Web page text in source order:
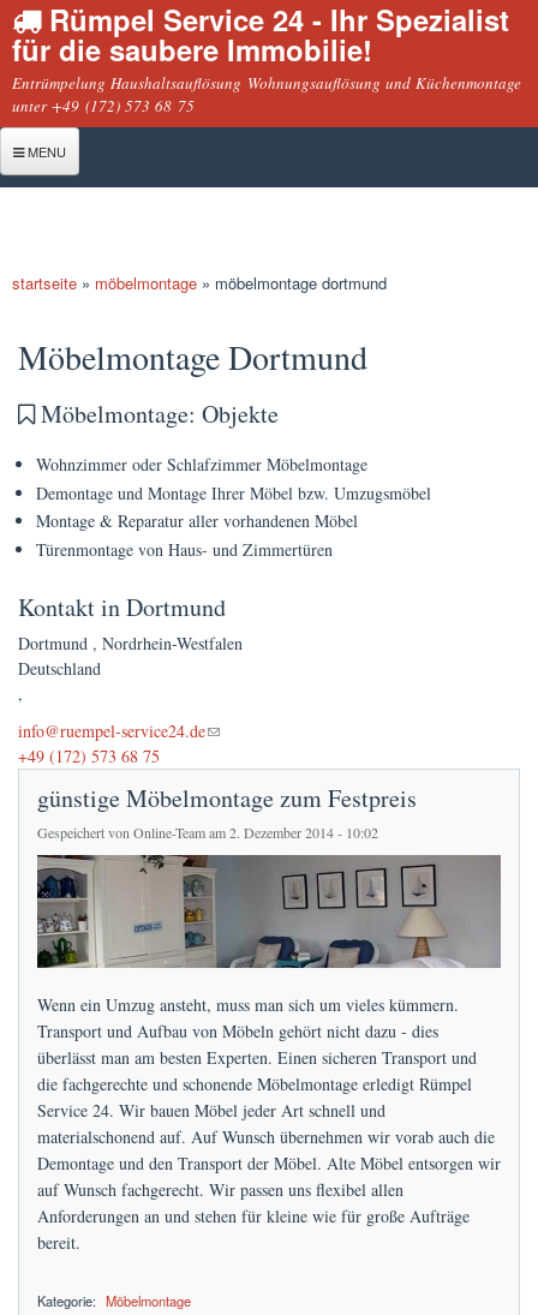
Direkt
zum
Inhalt
Rümpel Service 24 - Ihr Spezialist
für die saubere Immobilie!
Entrümpelung Haushaltsauflösung Wohnungsauflösung und Küchenmontage
unter +49 (172) 573 68 75
MENU
Haushaltsauflösung
Wohnungsauflösung
Montage
Küchenmontage
Möbelmontage
Preise
FAQs
Terminanfrage
startseite » möbelmontage » möbelmontage dortmund
Möbelmontage Dortmund
Möbelmontage: Objekte
Wohnzimmer oder Schlafzimmer Möbelmontage
Demontage und Montage Ihrer Möbel bzw. Umzugsmöbel
Montage & Reparatur aller vorhandenen Möbel
Türenmontage von Haus- und Zimmertüren
Kontakt in Dortmund
Dortmund , Nordrhein-Westfalen
Deutschland
,
info@ruempel-service24.de
(link sends e-mail)
+49 (172) 573 68 75
günstige Möbelmontage zum Festpreis
Gespeichert von Online-Teamam 2. Dezember 2014 - 10:02
Wenn ein Umzug ansteht, muss man sich um vieles kümmern.
Transport und Aufbau von Möbeln gehört nicht dazu - dies
überlässt man am besten Experten. Einen sicheren Transport und
die fachgerechte und schonende Möbelmontage erledigt Rümpel
Service 24. Wir bauen Möbel jeder Art schnell und
materialschonend auf. Auf Wunsch übernehmen wir vorab auch die
Demontage und den Transport der Möbel. Alte Möbel entsorgen wir
auf Wunsch fachgerecht. Wir passen uns flexibel allen
Anforderungen an und stehen für kleine wie für große Aufträge
bereit.
Kategorie: Möbelmontage